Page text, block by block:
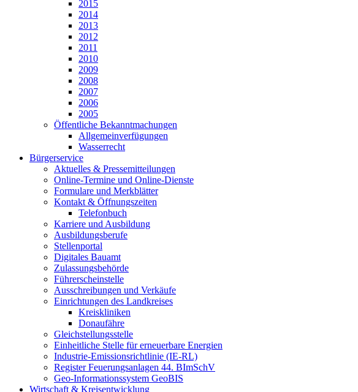
2015
2014
2013
2012
2011
2010
2009
2008
2007
2006
2005
Öffentliche Bekanntmachungen
Allgemeinverfügungen
Wasserrecht
Bürgerservice
Aktuelles & Pressemitteilungen
Online-Termine und Online-Dienste
Formulare und Merkblätter
Kontakt & Öffnungszeiten
Telefonbuch
Karriere und Ausbildung
Ausbildungsberufe
Stellenportal
Digitales Bauamt
Zulassungsbehörde
Führerscheinstelle
Ausschreibungen und Verkäufe
Einrichtungen des Landkreises
Kreiskliniken
Donaufähre
Gleichstellungsstelle
Einheitliche Stelle für erneuerbare Energien
Industrie-Emissionsrichtlinie (IE-RL)
Register Feuerungsanlagen 44. BImSchV
Geo-Informationssystem GeoBIS
Wirtschaft & Kreisentwicklung